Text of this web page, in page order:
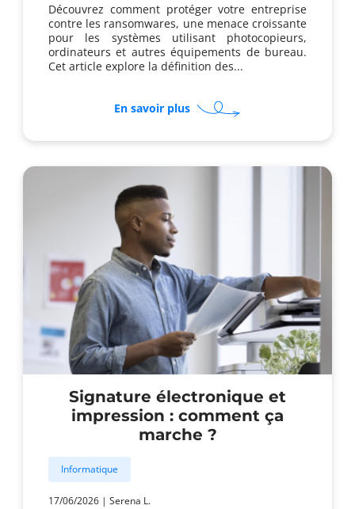
Découvrez comment protéger votre entreprise
contre les ransomwares, une menace croissante
pour les systèmes utilisant photocopieurs,
ordinateurs et autres équipements de bureau.
Cet article explore la définition des...
En savoir plussur
dangers
Signature électronique et
impression : comment ça
marche ?
Informatique
17/06/2026 | Serena L.